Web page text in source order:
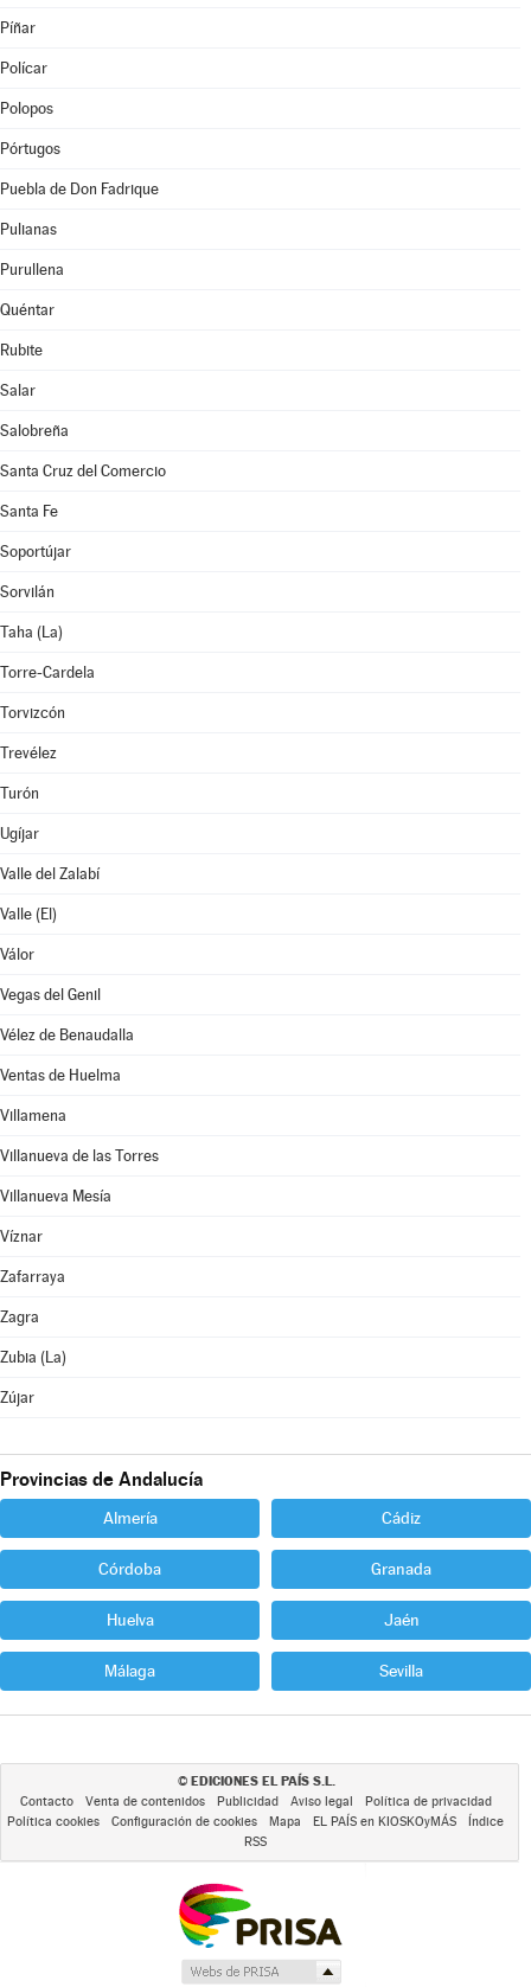
Píñar
Polícar
Polopos
Pórtugos
Puebla de Don Fadrique
Pulianas
Purullena
Quéntar
Rubite
Salar
Salobreña
Santa Cruz del Comercio
Santa Fe
Soportújar
Sorvilán
Taha (La)
Torre-Cardela
Torvizcón
Trevélez
Turón
Ugíjar
Valle del Zalabí
Valle (El)
Válor
Vegas del Genil
Vélez de Benaudalla
Ventas de Huelma
Villamena
Villanueva de las Torres
Villanueva Mesía
Víznar
Zafarraya
Zagra
Zubia (La)
Zújar
Provincias de Andalucía
Almería Cádiz
Córdoba Granada
Huelva Jaén
Málaga Sevilla
© EDICIONES EL PAÍS S.L.
Contacto Venta de contenidos Publicidad Aviso legal
Política de privacidad
Política cookies
Configuración de cookies Mapa EL PAÍS en KIOSKOyMÁS
Índice
RSS